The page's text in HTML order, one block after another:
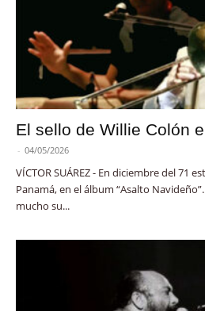
El sello de Willie Colón
- 04/05/2026
VÍCTOR SUÁREZ - En diciembre del 71
Panamá, en el álbum “Asalto
mucho su...